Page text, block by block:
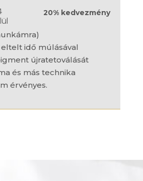
20% kedvezmény
idő múlásával
újratetoválását
és más technika
érvényes.